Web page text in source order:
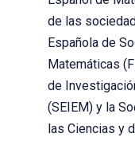
de las
Española de
Matemáticas
de
(SEIEM) y la
las Ciencias y